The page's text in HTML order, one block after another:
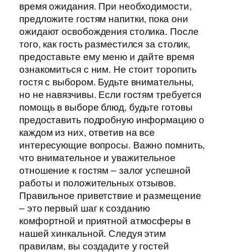
время ожидания. При необходимости,
предложите гостям напитки, пока они
ожидают освобождения столика. После
того, как гость разместился за столик,
предоставьте ему меню и дайте время
ознакомиться с ним. Не стоит торопить
гостя с выбором. Будьте внимательны,
но не навязчивы. Если гостям требуется
помощь в выборе блюд, будьте готовы
предоставить подробную информацию о
каждом из них, ответив на все
интересующие вопросы. Важно помнить,
что внимательное и уважительное
отношение к гостям – залог успешной
работы и положительных отзывов.
Правильное приветствие и размещение
– это первый шаг к созданию
комфортной и приятной атмосферы в
нашей хинкальной. Следуя этим
правилам, вы создадите у гостей